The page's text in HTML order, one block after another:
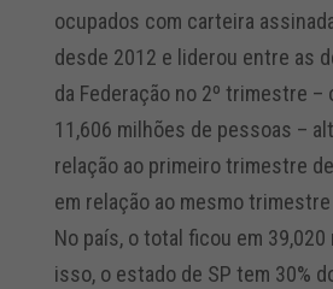
ocupados com carteira
desde 2012 e liderou entre as
da Federação no 2º trimestre –
11,606 milhões de pessoas –
relação ao primeiro trimestre
em relação ao mesmo
No país, o total ficou em
isso, o estado de SP tem 30%